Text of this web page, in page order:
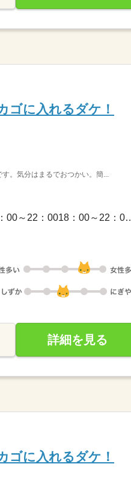
ゴに入れるダケ！
。気分はまるでおつかい。簡...
1日のみ / ≪シフト例≫09：00～15：
詳細を見る
ゴに入れるダケ！